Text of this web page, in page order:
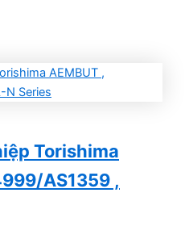
Torishima
AS1359 ,